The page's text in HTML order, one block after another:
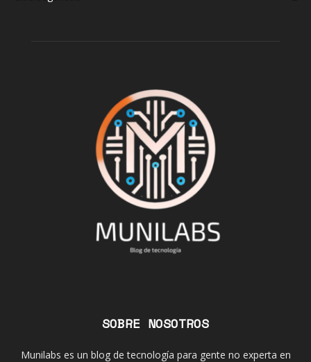
SOBRE NOSOTROS
Munilabs es un blog de tecnología para gente no experta en